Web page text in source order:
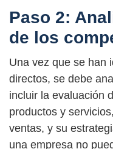
Paso 2:
de los
Una vez que se han
directos, se debe
incluir la evaluación
productos y
ventas, y su
una empresa no